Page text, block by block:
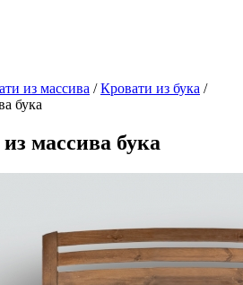
из массива /Кровати из бука /
бука
массива бука